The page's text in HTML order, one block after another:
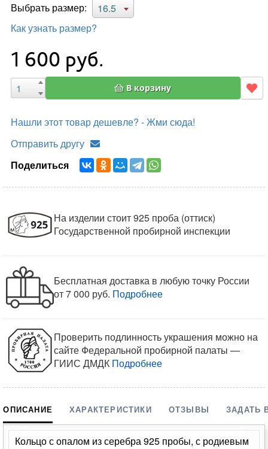
Выбрать размер:
16.5
Как узнать размер?
1 600 руб.
В корзину
Нашли этот товар дешевле? - Жми сюда!
Отправить другу
Поделиться
На изделии стоит 925 проба (оттиск)
Государственной пробирной инспекции
Бесплатная доставка в любую точку России
от 7 000 руб. Подробнее
Проверить подлинность украшения можно на
сайте Федеральной пробирной палаты —
ГИИС ДМДК Подробнее
ОПИСАНИЕ ХАРАКТЕРИСТИКИ ОТЗЫВЫ ЗАДАТЬ
Кольцо с опалом из серебра 925 пробы, с родиевым